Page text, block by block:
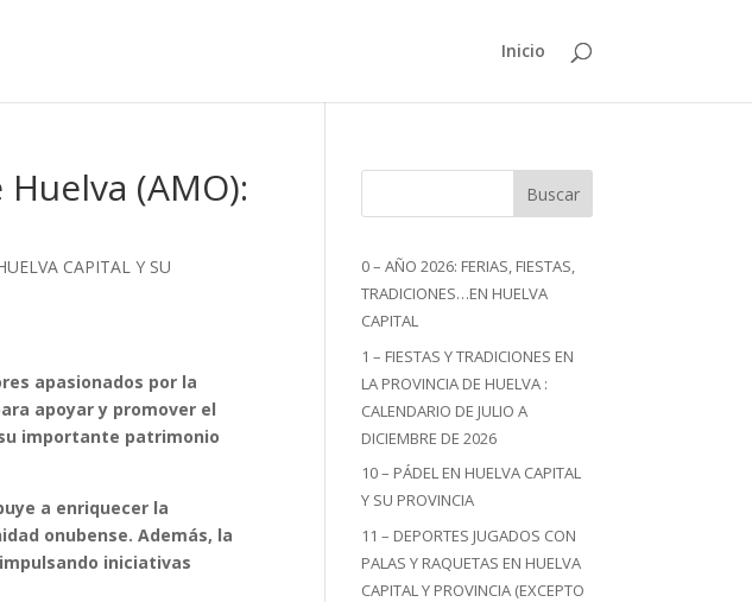
Inicio
(AMO):
CAPITAL Y SU
apasionados por la
apoyar y promover el
importante patrimonio
a enriquecer la
onubense. Además, la
iniciativas
Buscar
0 – AÑO 2026: FERIAS, FIESTAS,
TRADICIONES…EN HUELVA
CAPITAL
1 – FIESTAS Y TRADICIONES EN
LA PROVINCIA DE HUELVA :
CALENDARIO DE JULIO A
DICIEMBRE DE 2026
10 – PÁDEL EN HUELVA CAPITAL
Y SU PROVINCIA
11 – DEPORTES JUGADOS CON
PALAS Y RAQUETAS EN HUELVA
CAPITAL Y PROVINCIA (EXCEPTO